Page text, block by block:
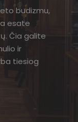
budizmu,
esate
Čia galite
ir
tiesiog